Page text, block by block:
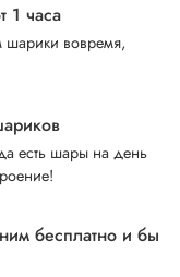
1 часа
вовремя,
есть шары на день
бесплатно и бы